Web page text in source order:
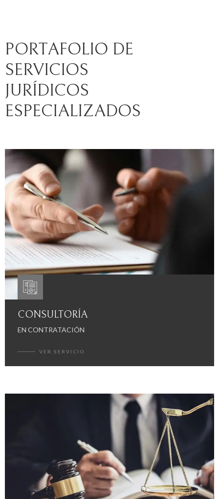
PORTAFOLIO DE
SERVICIOS
JURÍDICOS
ESPECIALIZADOS
CONSULTORÍA
EN CONTRATACIÓN
VER SERVICIO